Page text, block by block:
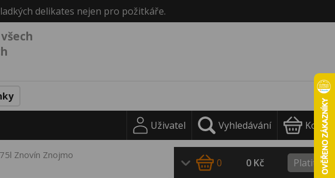
delikates nejen pro požitkáře.
Uživatel Vyhledávání Košík
Znovín Znojmo
0 0 Kč Platit